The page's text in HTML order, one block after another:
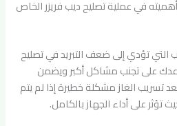
في عملية تصليح ديب فريزر الخاص
التي تؤدي إلى ضعف التبريد في تصليح
على تجنب مشاكل أكبر ويضمن
تسريب الغاز مشكلة خطيرة إذا لم يتم
على أداء الجهاز بالكامل.